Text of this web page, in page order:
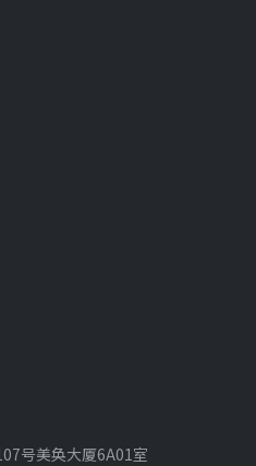
号美奂大厦6A01室